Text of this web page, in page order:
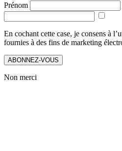
Prénom
En cochant cette case, je consens à
fournies à des fins de marketing
ABONNEZ-VOUS
Non merci